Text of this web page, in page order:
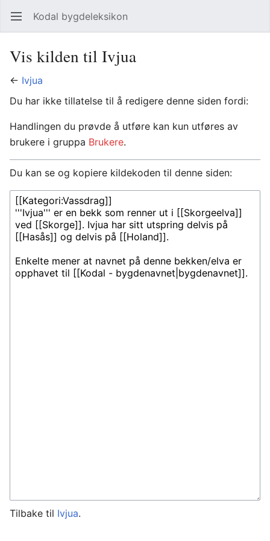
Åpne hovedmenyen Kodal bygdeleksikon
Vis kilden til Ivjua
← Ivjua
Du har ikke tillatelse til å redigere denne siden fordi:
Handlingen du prøvde å utføre kan kun utføres av
brukere i gruppa Brukere.
Du kan se og kopiere kildekoden til denne siden:
Tilbake til Ivjua.